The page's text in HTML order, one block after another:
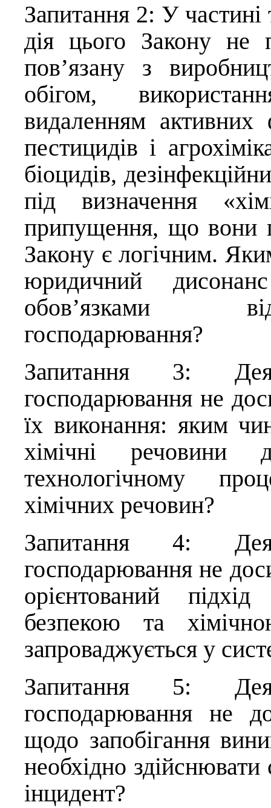
Запитання 2: У частині
дія цього Закону не
пов’язану з
обігом,
видаленням активних
пестицидів і
біоцидів,
під визначення
припущення, що вони
Закону є логічним.
юридичний
обов’язками
господарювання?
Запитання 3:
господарювання не
їх виконання: яким
хімічні
технологічному
хімічних речовин?
Запитання 4:
господарювання не
орієнтований
безпекою та
запроваджується у
Запитання 5:
господарювання не
щодо запобігання
необхідно
інцидент?